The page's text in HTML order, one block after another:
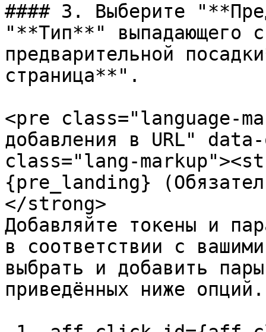
#### 3. Выберите
"**Тип**" выпадающего
предварительной
страница**".
<pre class="language-
добавления в URL"
class="lang-
{pre_landing}
</strong>
Добавляйте токены и
в соответствии с
выбрать и добавить
приведённых ниже опций.